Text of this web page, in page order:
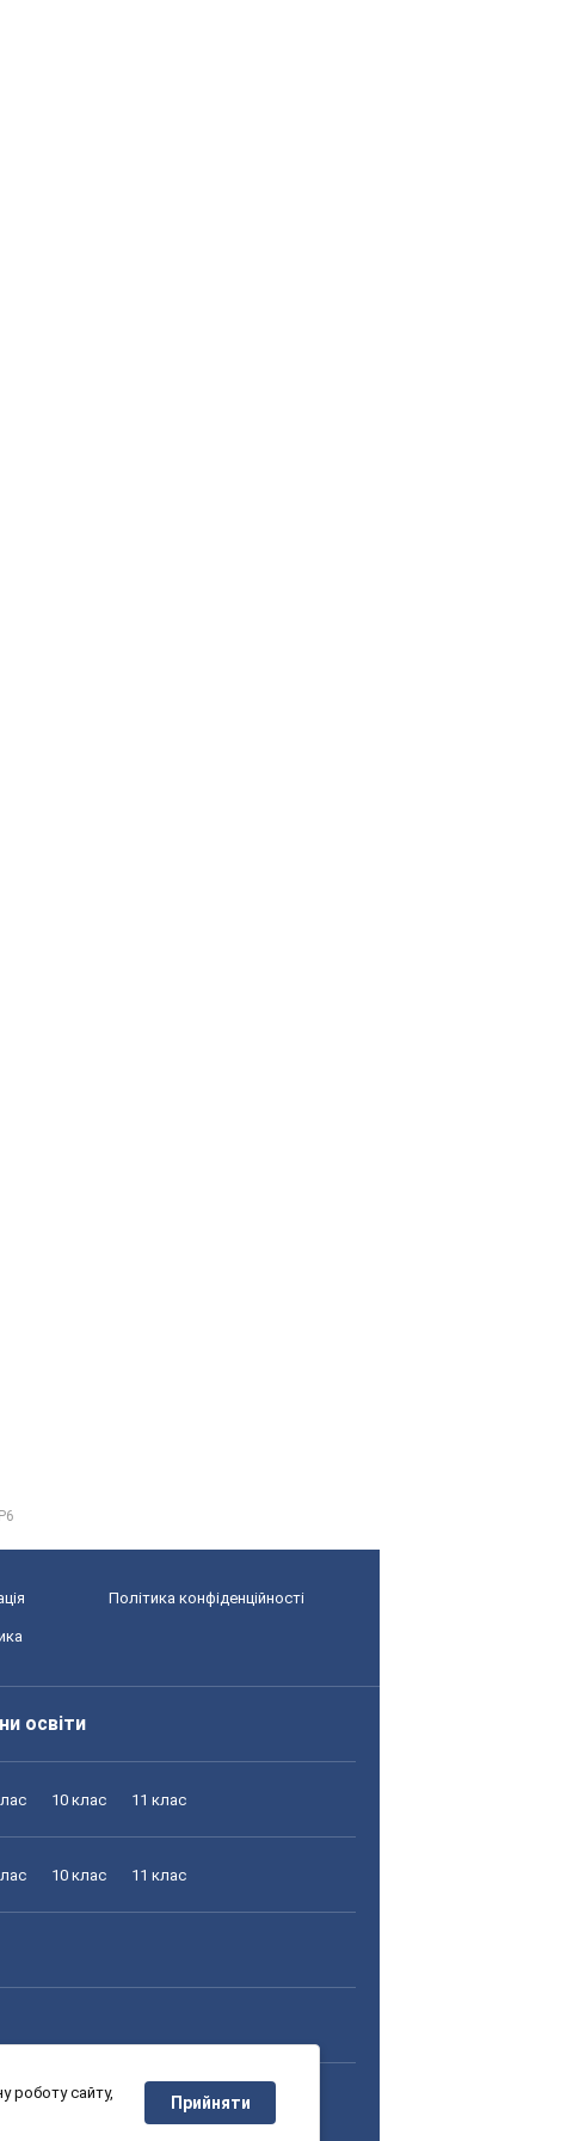
Політика конфіденційності
освіти
10 клас 11 клас
10 клас 11 клас
10 клас 11 клас
роботу сайту,
Прийняти